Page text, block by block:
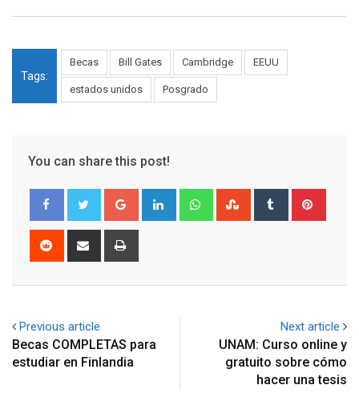
Tags:
Becas Bill Gates Cambridge EEUU
estados unidos Posgrado
You can share this post!
Google+ LinkedIn WhatsappStumbleUpon
Tumblr
Reddit
Share
Previous article
Becas COMPLETAS para
estudiar en Finlandia
Next article
UNAM: Curso online y
gratuito sobre cómo
hacer una tesis